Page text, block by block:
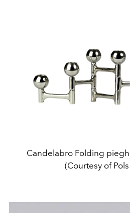
Candelabro Folding
(Courtesy of